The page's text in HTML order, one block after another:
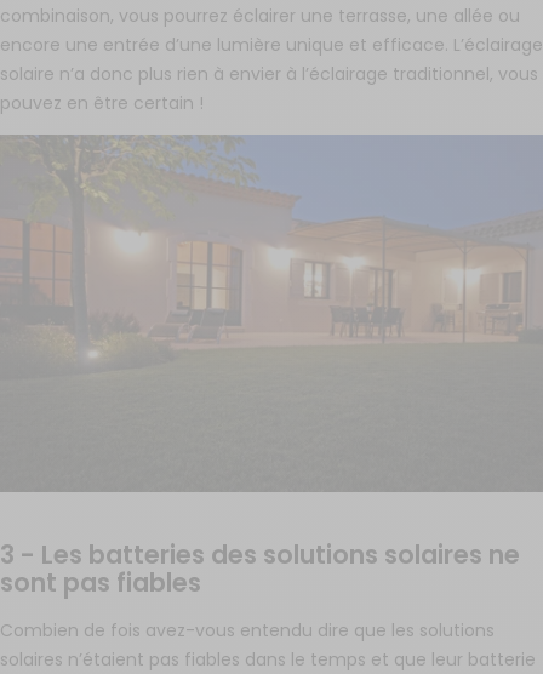
combinaison, vous pourrez éclairer une terrasse, une allée ou
encore une entrée d’une lumière unique et efficace. L’éclairage
solaire n’a donc plus rien à envier à l’éclairage traditionnel, vous
pouvez en être certain !
3 - Les batteries des solutions solaires ne
sont pas fiables
Combien de fois avez-vous entendu dire que les solutions
solaires n’étaient pas fiables dans le temps et que leur batterie